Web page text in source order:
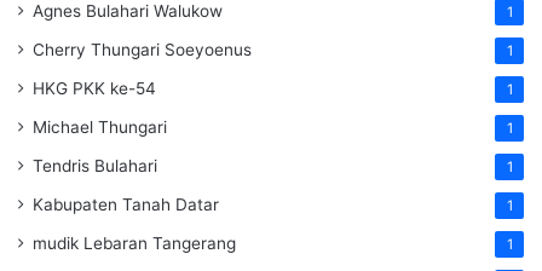
Agnes Bulahari Walukow 1
Cherry Thungari Soeyoenus 1
HKG PKK ke-54 1
Michael Thungari 1
Tendris Bulahari 1
Kabupaten Tanah Datar 1
mudik Lebaran Tangerang 1